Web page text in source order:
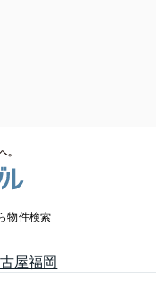
物件検索
屋福岡